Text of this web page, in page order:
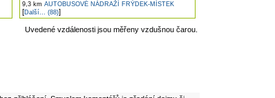
9,3 km AUTOBUSOVÉ NÁDRAŽÍ FRÝDEK-MÍSTEK
[Další... (88)]
Uvedené vzdálenosti jsou měřeny vzdušnou čarou.